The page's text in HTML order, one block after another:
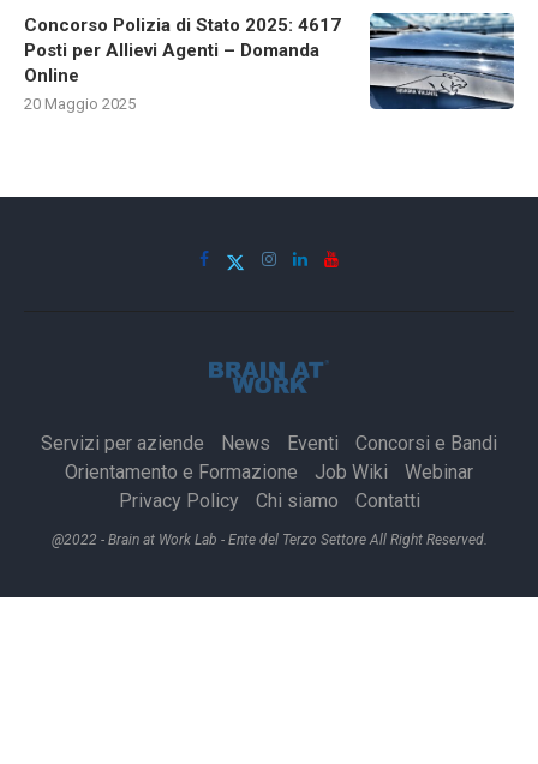
Concorso Polizia di Stato 2025: 4617
Posti per Allievi Agenti – Domanda
Online
20 Maggio 2025
Servizi per aziende News Eventi
Concorsi e Bandi
Orientamento e Formazione
Job Wiki
Webinar
Privacy Policy
Chi siamo Contatti
@2022 - Brain at Work Lab - Ente del Terzo Settore All Right Reserved.